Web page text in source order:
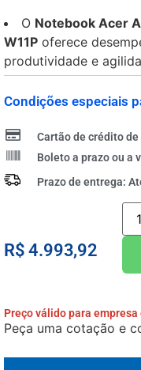
O Notebook Acer
W11P oferece
produtividade e
Condições especiais
Cartão de crédito
Boleto a prazo ou a
Prazo de entrega:
R$ 4.993,92
Preço válido para
Peça uma cotação e